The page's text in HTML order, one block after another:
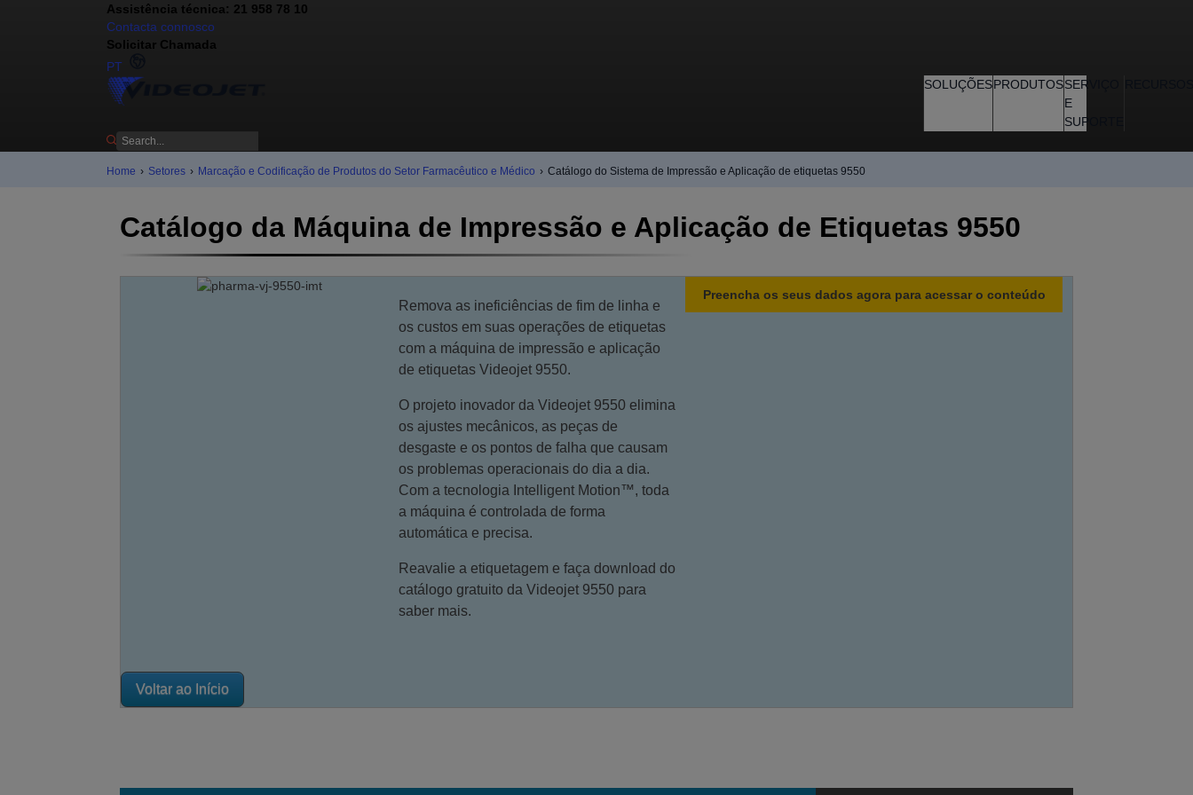
Assistência técnica: 21 958 78 10
Contacta connosco
Solicitar Chamada
PT
SOLUÇÕESPRODUTOSSERVIÇO
E
SUPORTE
Home › Setores › Marcação e Codificação de Produtos do Setor Farmacêutico e Médico › Catálogo do Sistema de Impressão e Aplicação de etiquetas 9550
Catálogo da Máquina de Impressão e Aplicação de Etiquetas 9550
Remova as ineficiências de fim de linha e
os custos em suas operações de etiquetas
com a máquina de impressão e aplicação
de etiquetas Videojet 9550.
O projeto inovador da Videojet 9550 elimina
os ajustes mecânicos, as peças de
desgaste e os pontos de falha que causam
os problemas operacionais do dia a dia.
Com a tecnologia Intelligent Motion™, toda
a máquina é controlada de forma
automática e precisa.
Reavalie a etiquetagem e faça download do
catálogo gratuito da Videojet 9550 para
saber mais.
Voltar ao Início
Preencha os seus dados agora para acessar o conteúdo